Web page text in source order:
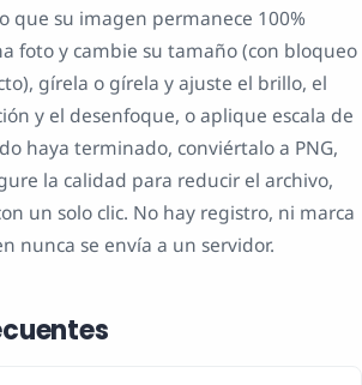
que su imagen permanece 100%
foto y cambie su tamaño (con bloqueo
gírela o gírela y ajuste el brillo, el
y el desenfoque, o aplique escala de
haya terminado, conviértalo a PNG,
la calidad para reducir el archivo,
un solo clic. No hay registro, ni marca
nunca se envía a un servidor.